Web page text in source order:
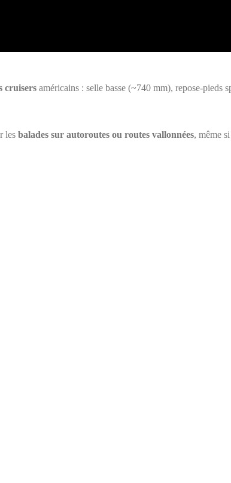
cruisers américains : selle basse (~740 mm), repose-pieds
les balades sur autoroutes ou routes vallonnées, même